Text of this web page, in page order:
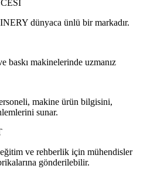
dünyaca ünlü bir markadır.
baskı makinelerinde uzmanız
makine ürün bilgisini,
sunar.
ve rehberlik için mühendisler
gönderilebilir.